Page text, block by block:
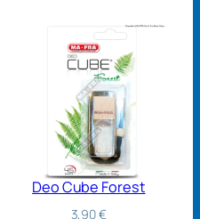
Deo Cube Forest
3,90€